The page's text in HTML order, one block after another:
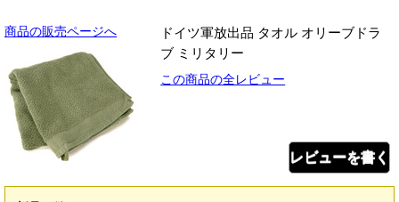
商品の販売ページへ
ドイツ軍放出品 タオル オリーブドラ
ブ ミリタリー
この商品の全レビュー
レビューを書く